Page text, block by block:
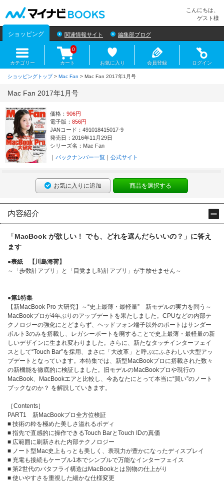
こんにちは、
ゲスト様
ショッピング 関連情報サイト 編集部ブログ
カテゴリー カート
0
お気に入り 会員登録 ログイン
ショッピングトップ> Mac Fan > Mac Fan 2017年1月号
Mac Fan 2017年1月号
価格： 906円
電子版： 856円
JANコード：491018415017-9
発売日：2016年11月29日
シリーズ名：Mac Fan
バックナンバー一覧
公式サイト
お気に入りに追加 商品を選択する
内容紹介
「MacBook が欲しい！ でも、どれを選んだらいいの？」に答え
ます
●表紙 【川島海荷】
～「歩数計アプリ」と「目覚まし時計アプリ」が手放せません～
●第1特集
【新MacBook Pro 大研究】～“史上最薄・最軽量” 新モデルの実力を問う～
MacBookプロが4年ぶりのアップデートを果たしました。CPUなどの内部テ
クノロジーの強化にとどまらず、ヘッドフォン端子以外のポートはサンダー
ボルト3のみを搭載し、レガシーポートを廃することで史上最薄・最軽量の新
しいデザインに生まれ変わりました。さらに、新たなタッチインターフェイ
スとして“Touch Bar”を採用、まさに「大改革」と呼ぶにふさわしい大型アッ
プデートとなっています。本特集では、新型MacBookプロに搭載された数々
の新機能を徹底的に検証しました。旧モデルのMacBookプロや現行の
MacBook、MacBookエアと比較し、今あなたにとって本当に“買い”のノート
ブックなのか？ を解説していきます。
［Contents］
PART1 新MacBookプロ全方位検証
■ 技術の粋を極めた美しさ溢れるボディ
■ 指先で直感的に操作できるTouch BarとTouch IDの真価
■ 広範囲に刷新された内部テクノロジー
■ ノート型Mac史上もっとも美しく、表現力が豊かになったディスプレイ
■ 充電も接続もケーブル1本でシンプルで万能なインターフェイス
■ 第2世代のバタフライ構造はMacBookとは別物の仕上がり
■ 使いやすさを重視した細かな仕様変更